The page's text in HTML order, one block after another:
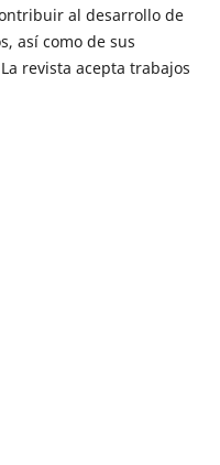
al desarrollo de
así como de sus
revista acepta trabajos